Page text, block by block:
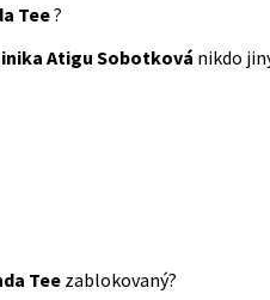
Tee?
Atigu Sobotková nikdo
Tee zablokovaný?